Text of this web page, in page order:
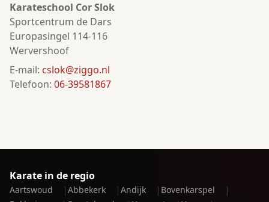
Karateschool Cor Slok
Sportcentrum de Dars
Europasingel 114-116
Wervershoof
E-mail: cslok@ziggo.nl
Telefoon: 06-39581867
Karate in de regio
Aartswoud | Abbekerk | Andijk | Bovenkarspel |